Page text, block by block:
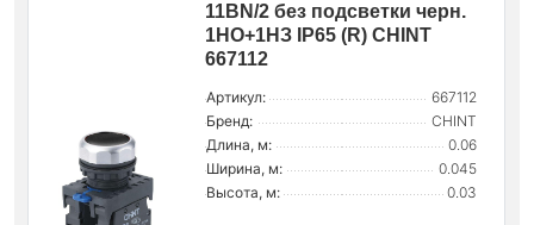
11BN/2 без подсветки черн.
1НО+1НЗ IP65 (R) CHINT
667112
Артикул:
667112
Бренд:
CHINT
Длина, м:
0.06
Ширина, м:
0.045
Высота, м:
0.03